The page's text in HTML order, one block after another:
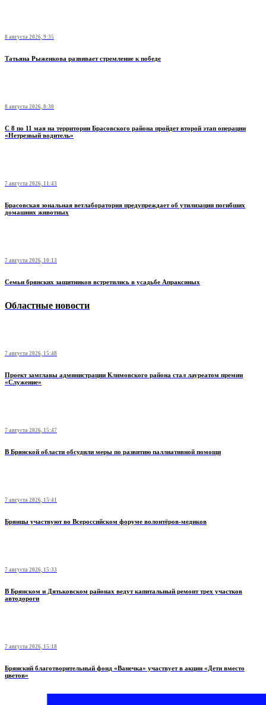
8 августа 2026, 9:35
Татьяна Рыженкова развивает стремление к победе
8 августа 2026, 8:30
С 8 по 11 мая на территории Брасовского района пройдет второй этап операции
«Нетрезвый водитель»
7 августа 2026, 11:43
Брасовская зональная ветлаборатория предупреждает об утилизации погибших
домашних животных
7 августа 2026, 10:13
Семьи брянских защитников встретились в усадьбе Апраксиных
Областные новости
7 августа 2026, 15:48
Проект замглавы администрации Климовского района стал лауреатом премии
«Служение»
7 августа 2026, 15:47
В Брянской области обсудили меры по развитию паллиативной помощи
7 августа 2026, 15:41
Брянцы участвуют во Всероссийском форуме волонтёров-медиков
7 августа 2026, 15:33
В Брянском и Дятьковском районах ведут капитальный ремонт трех участков
автодороги
7 августа 2026, 15:18
Брянский благотворительный фонд «Ванечка» участвует в акции «Дети вместо
цветов»